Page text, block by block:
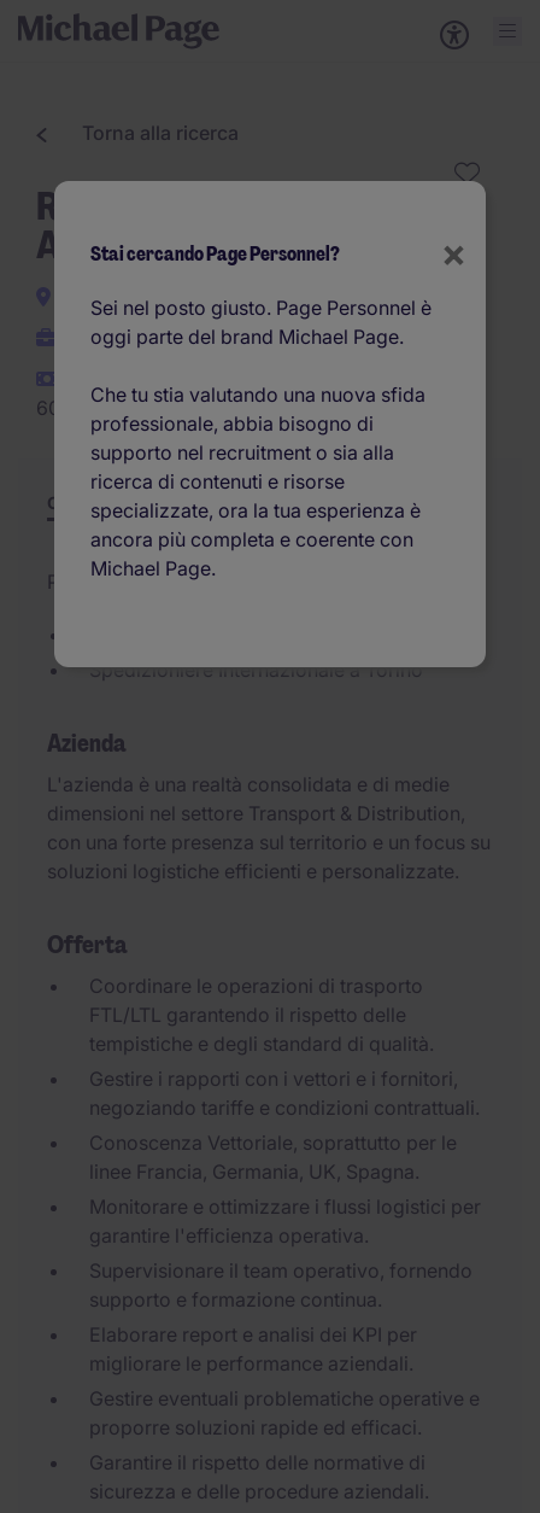
Torna alla ricerca
Responsabile Operativo
Agenzia FTL/LTL a Torino
Torino
Indeterminato
60.000EUR per anno
Offerta Riepilogo Opportunità di carriera
Pubblicato il 29/05/2026
Spedizioniere Internazionale a Torino
Azienda
L'azienda è una realtà consolidata e di medie
dimensioni nel settore Transport & Distribution,
con una forte presenza sul territorio e un focus su
soluzioni logistiche efficienti e personalizzate.
Offerta
Coordinare le operazioni di trasporto
FTL/LTL garantendo il rispetto delle
tempistiche e degli standard di qualità.
Gestire i rapporti con i vettori e i fornitori,
negoziando tariffe e condizioni contrattuali.
Conoscenza Vettoriale, soprattutto per le
linee Francia, Germania, UK, Spagna.
Monitorare e ottimizzare i flussi logistici per
garantire l'efficienza operativa.
Supervisionare il team operativo, fornendo
supporto e formazione continua.
Elaborare report e analisi dei KPI per
migliorare le performance aziendali.
Gestire eventuali problematiche operative e
proporre soluzioni rapide ed efficaci.
Garantire il rispetto delle normative di
sicurezza e delle procedure aziendali.
×
Stai cercando Page Personnel?
Sei nel posto giusto. Page Personnel è
oggi parte del brand Michael Page.
Che tu stia valutando una nuova sfida
professionale, abbia bisogno di
supporto nel recruitment o sia alla
ricerca di contenuti e risorse
specializzate, ora la tua esperienza è
ancora più completa e coerente con
Michael Page.